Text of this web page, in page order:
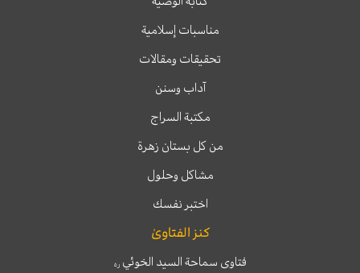
مناسبات إسلامية
تحقيقات ومقالات
آداب وسنن
مكتبة السراج
من كل بستان زهرة
مشاكل وحلول
اختبر نفسك
كنز الفتاوىٰ
فتاوى سماحة السيد الخوئيره